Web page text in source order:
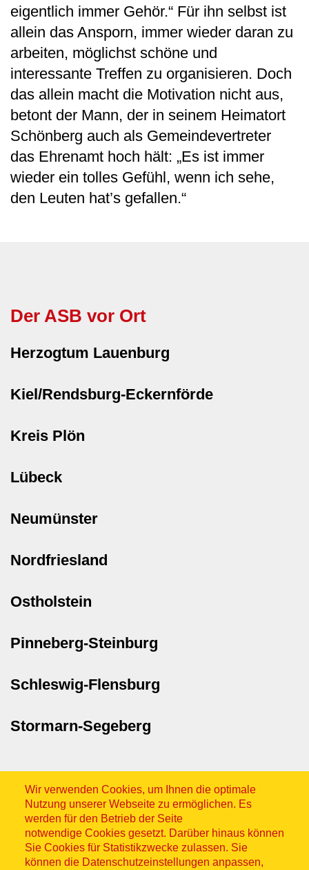
eigentlich immer Gehör.“ Für ihn selbst ist
allein das Ansporn, immer wieder daran zu
arbeiten, möglichst schöne und
interessante Treffen zu organisieren. Doch
das allein macht die Motivation nicht aus,
betont der Mann, der in seinem Heimatort
Schönberg auch als Gemeindevertreter
das Ehrenamt hoch hält: „Es ist immer
wieder ein tolles Gefühl, wenn ich sehe,
den Leuten hat’s gefallen.“
Der ASB vor Ort
Herzogtum Lauenburg
Kiel/Rendsburg-Eckernförde
Kreis Plön
Lübeck
Neumünster
Nordfriesland
Ostholstein
Pinneberg-Steinburg
Schleswig-Flensburg
Stormarn-Segeberg
Wir verwenden Cookies, um Ihnen die optimale
Nutzung unserer Webseite zu ermöglichen. Es
werden für den Betrieb der Seite
notwendige Cookies gesetzt. Darüber hinaus können
Sie Cookies für Statistikzwecke zulassen. Sie
können die Datenschutzeinstellungen anpassen,
Sitemap